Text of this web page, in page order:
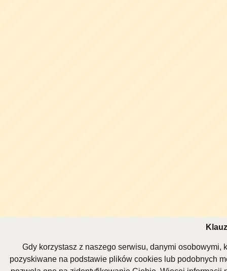
Gdy korzystasz z naszego serwisu, danymi osobowymi,
pozyskiwane na podstawie plików cookies lub podobnych